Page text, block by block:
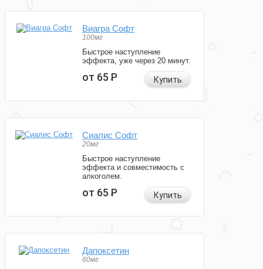
Виагра Софт
100мг
Быстрое наступление
эффекта, уже через 20 минут.
от 65Р Купить
Сиалис Софт
20мг
Быстрое наступление
эффекта и совместимость с
алкоголем.
от 65Р Купить
Дапоксетин
60мг